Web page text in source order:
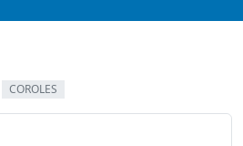
COROLES